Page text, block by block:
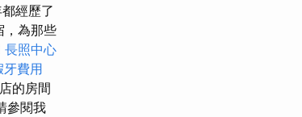
經歷了
，為那些
長照中心
牙費用
的房間
參閱我